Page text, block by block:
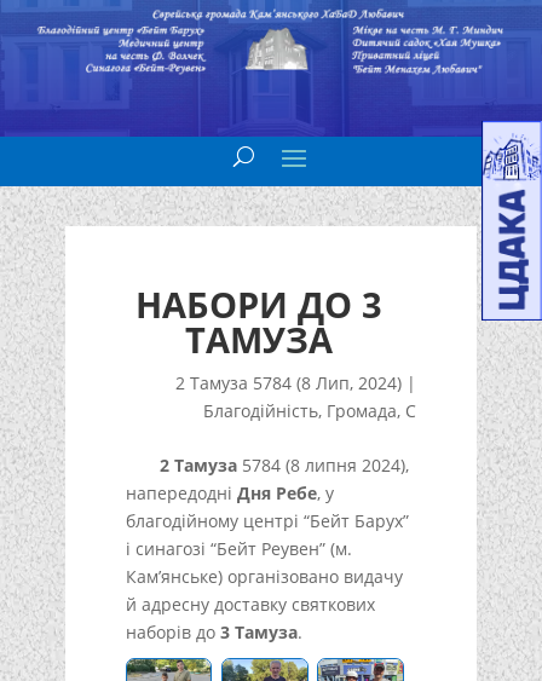
НАБОРИ ДО 3
ТАМУЗА
2 Тамуза 5784 (8 Лип, 2024) |
Благодійність, Громада, С
2 Тамуза5784 (8 липня 2024),
напередодні Дня Ребе, у
благодійному центрі “Бейт Барух”
і синагозі “Бейт Реувен” (м.
Кам’янське) організовано видачу
й адресну доставку святкових
наборів до 3 Тамуза.